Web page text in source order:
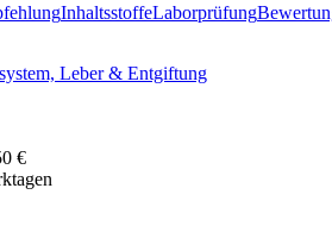
InhaltsstoffeLaborprüfung
Leber & Entgiftung
€